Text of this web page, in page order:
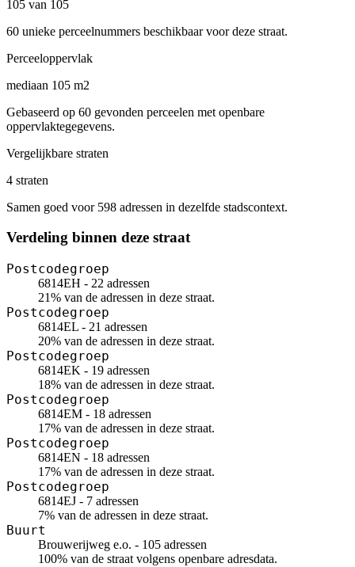
105 van 105
60 unieke perceelnummers beschikbaar voor deze straat.
Perceeloppervlak
mediaan 105 m2
Gebaseerd op 60 gevonden perceelen met openbare
oppervlaktegegevens.
Vergelijkbare straten
4 straten
Samen goed voor 598 adressen in dezelfde stadscontext.
Verdeling binnen deze straat
Postcodegroep
6814EH - 22 adressen
21% van de adressen in deze straat.
Postcodegroep
6814EL - 21 adressen
20% van de adressen in deze straat.
Postcodegroep
6814EK - 19 adressen
18% van de adressen in deze straat.
Postcodegroep
6814EM - 18 adressen
17% van de adressen in deze straat.
Postcodegroep
6814EN - 18 adressen
17% van de adressen in deze straat.
Postcodegroep
6814EJ - 7 adressen
7% van de adressen in deze straat.
Buurt
Brouwerijweg e.o. - 105 adressen
100% van de straat volgens openbare adresdata.